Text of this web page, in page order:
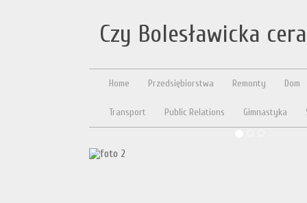
Czy Bolesławicka
Home Przedsiębiorstwa Remonty Dom
Transport Public Relations Gimnastyka